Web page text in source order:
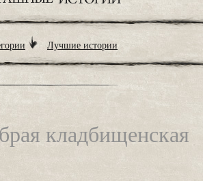
Лучшие истории
кладбищенская